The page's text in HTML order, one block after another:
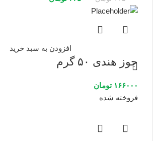
افزودن به سبد خرید
جوز هندی ۵۰ گرم
۱۶۶۰۰۰ تومان
فروخته شده